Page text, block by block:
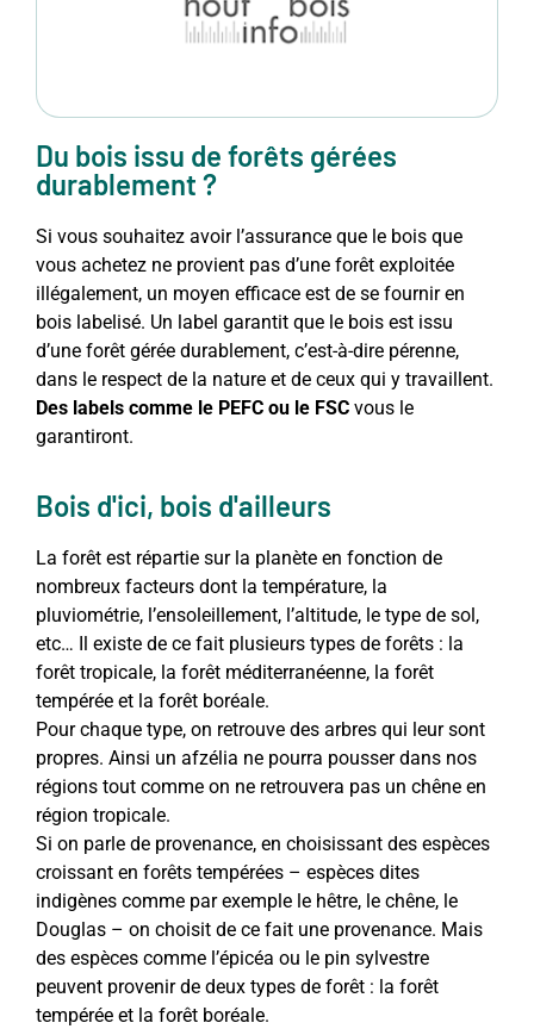
Du bois issu de forêts gérées
durablement ?
Si vous souhaitez avoir l’assurance que le bois que
vous achetez ne provient pas d’une forêt exploitée
illégalement, un moyen efficace est de se fournir en
bois labelisé. Un label garantit que le bois est issu
d’une forêt gérée durablement, c’est-à-dire pérenne,
dans le respect de la nature et de ceux qui y travaillent.
Des labels comme le PEFC ou le FSC vous le
garantiront.
Bois d'ici, bois d'ailleurs
La forêt est répartie sur la planète en fonction de
nombreux facteurs dont la température, la
pluviométrie, l’ensoleillement, l’altitude, le type de sol,
etc… Il existe de ce fait plusieurs types de forêts : la
forêt tropicale, la forêt méditerranéenne, la forêt
tempérée et la forêt boréale.
Pour chaque type, on retrouve des arbres qui leur sont
propres. Ainsi un afzélia ne pourra pousser dans nos
régions tout comme on ne retrouvera pas un chêne en
région tropicale.
Si on parle de provenance, en choisissant des espèces
croissant en forêts tempérées – espèces dites
indigènes comme par exemple le hêtre, le chêne, le
Douglas – on choisit de ce fait une provenance. Mais
des espèces comme l’épicéa ou le pin sylvestre
peuvent provenir de deux types de forêt : la forêt
tempérée et la forêt boréale.